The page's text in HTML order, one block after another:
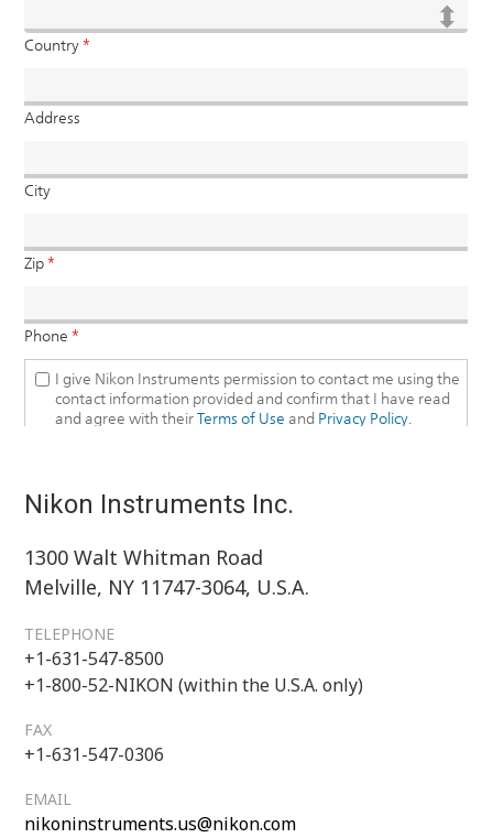
Nikon Instruments Inc.
1300 Walt Whitman Road
Melville, NY 11747-3064, U.S.A.
TELEPHONE
+1-631-547-8500
+1-800-52-NIKON (within the U.S.A. only)
FAX
+1-631-547-0306
EMAIL
nikoninstruments.us@nikon.com